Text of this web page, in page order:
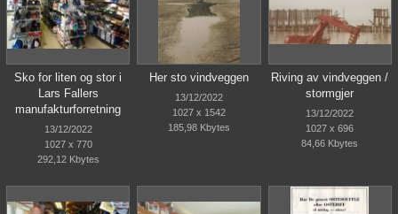
Sko for liten og stor i
Lars Fallers
manufakturforretning
13/12/2022
1027 x 770
292,12 Kbytes
Her sto vindveggen
13/12/2022
1027 x 1542
185,98 Kbytes
Riving av vindveggen /
stormgjer
13/12/2022
1027 x 696
84,66 Kbytes